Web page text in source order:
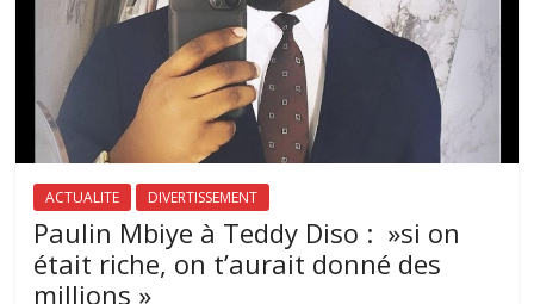
ACTUALITE DIVERTISSEMENT
Paulin Mbiye à Teddy Diso : »si on
était riche, on t’aurait donné des
millions »